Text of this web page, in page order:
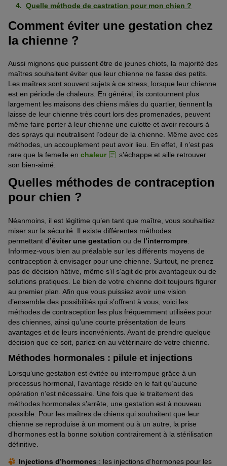
Quelle méthode de castration pour mon chien ?
Comment éviter une gestation chez
la chienne ?
Aussi mignons que puissent être de jeunes chiots, la majorité des
maîtres souhaitent éviter que leur chienne ne fasse des petits.
Les maîtres sont souvent sujets à ce stress, lorsque leur chienne
est en période de chaleurs. En général, ils contournent plus
largement les maisons des chiens mâles du quartier, tiennent la
laisse de leur chienne très court lors des promenades, peuvent
même faire porter à leur chienne une culotte et avoir recours à
des sprays qui neutralisent l’odeur de la chienne. Même avec ces
méthodes, un accouplement peut avoir lieu. En effet, il n’est pas
rare que la femelle en chaleur
s’échappe et aille retrouver
son bien-aimé.
Quelles méthodes de contraception
pour chien ?
Néanmoins, il est légitime qu’en tant que maître, vous souhaitiez
miser sur la sécurité. Il existe différentes méthodes
permettant d’éviter une gestation ou de l’interrompre
Informez-vous bien au préalable sur les différents moyens de
contraception à envisager pour une chienne. Surtout, ne prenez
pas de décision hâtive, même s’il s’agit de prix avantageux ou de
solutions pratiques. Le bien de votre chienne doit toujours figurer
au premier plan. Afin que vous puissiez avoir une vision
d’ensemble des possibilités qui s’offrent à vous, voici les
méthodes de contraception les plus fréquemment utilisées pour
des chiennes, ainsi qu’une courte présentation de leurs
avantages et de leurs inconvénients. Avant de prendre quelque
décision que ce soit, parlez-en au vétérinaire de votre chienne.
Méthodes hormonales : pilule et injections
Lorsqu’une gestation est évitée ou interrompue grâce à un
processus hormonal, l’avantage réside en le fait qu’aucune
opération n’est nécessaire. Une fois que le traitement des
méthodes hormonales s’arrête, une gestation est à nouveau
possible. Pour les maîtres de chiens qui souhaitent que leur
chienne se reproduise à un moment ou à un autre, la prise
d’hormones est la bonne solution contrairement à la stérilisation
définitive.
Injections d’hormones : les injections d’hormones pour les